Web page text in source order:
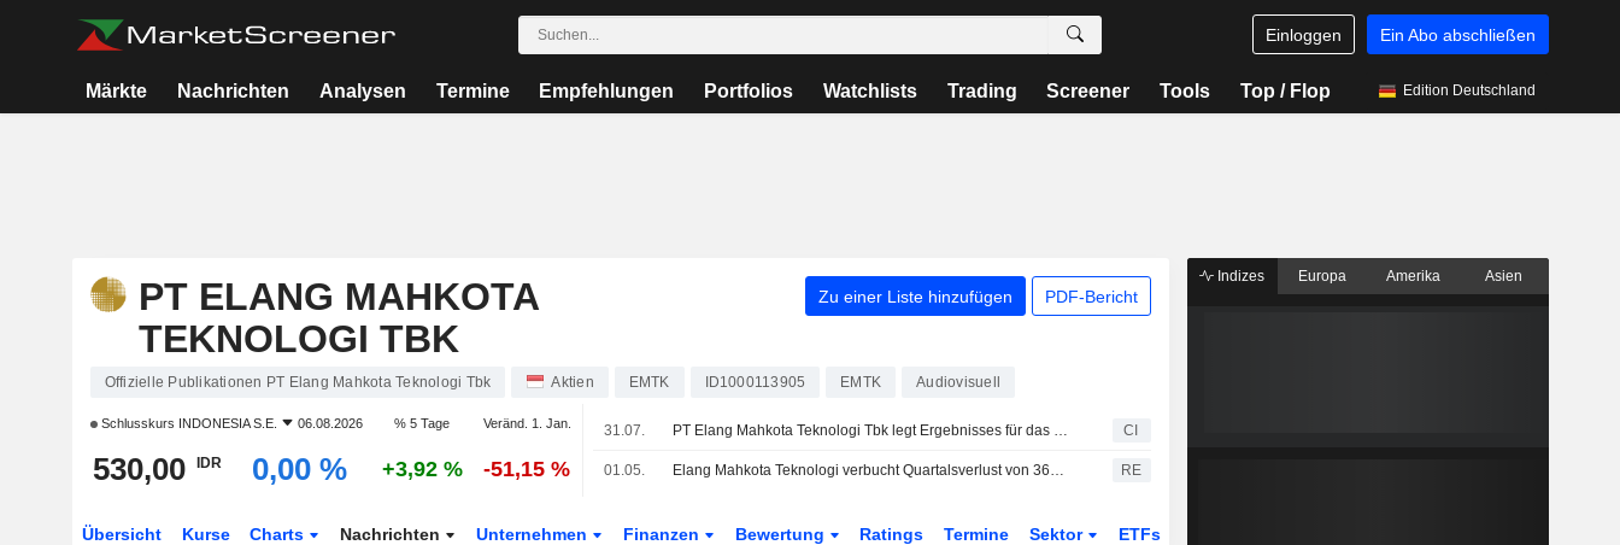
Einloggen Ein Abo abschließen
Märkte Nachrichten Analysen Termine Empfehlungen Portfolios Watchlists Trading Screener Tools Top / Flop Edition Deutschland
PT ELANG MAHKOTA
TEKNOLOGI TBK
Zu einer Liste hinzufügen PDF-Bericht
Offizielle Publikationen PT Elang Mahkota Teknologi Tbk Aktien EMTK ID1000113905 EMTK Audiovisuell
Schlusskurs INDONESIA S.E. 06.08.2026 % 5 Tage Veränd. 1. Jan.
530,00 IDR 0,00 % +3,92 % -51,15 %
31.07. PT Elang Mahkota Teknologi Tbk legt Ergebnisses für das Halbjahr bis zum 30. Juni 2026 vor CI
01.05. Elang Mahkota Teknologi verbucht Quartalsverlust von 364,53 Milliarden Rupiah RE
Übersicht Kurse Charts Nachrichten Unternehmen Finanzen Bewertung Ratings Termine Sektor ETFs
Indizes Europa Amerika Asien